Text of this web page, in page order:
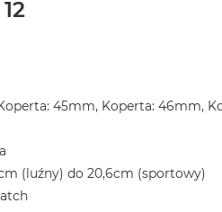
45mm, Koperta: 46mm,
(luźny) do 20,6cm (sportowy)